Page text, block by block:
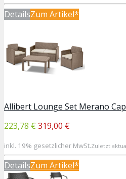
DetailsZum Artikel*
Allibert Lounge Set Merano
223,78 € 319,00 €
inkl. 19% gesetzlicher MwSt.Zuletzt
DetailsZum Artikel*